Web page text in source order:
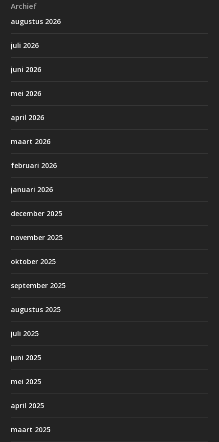
Archief
augustus 2026
juli 2026
juni 2026
mei 2026
april 2026
maart 2026
februari 2026
januari 2026
december 2025
november 2025
oktober 2025
september 2025
augustus 2025
juli 2025
juni 2025
mei 2025
april 2025
maart 2025